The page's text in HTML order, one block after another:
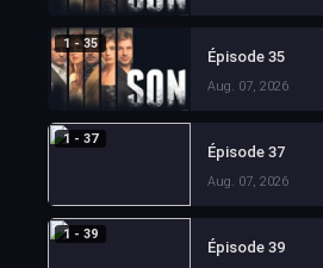
1 - 35
Épisode 35
Aug. 07, 2026
1 - 37
Épisode 37
Aug. 07, 2026
1 - 39
Épisode 39